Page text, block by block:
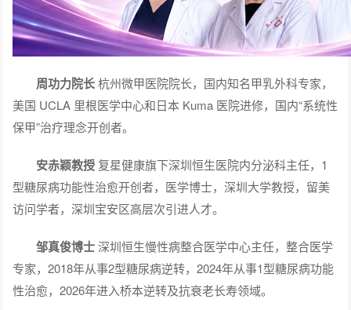
周功力院长杭州微甲医院院长，国内知名甲乳外科专家，
美国 UCLA 里根医学中心和日本 Kuma 医院进修，国内“系统性
保甲”治疗理念开创者。
安赤颖教授 复星健康旗下深圳恒生医院内分泌科主任，1
型糖尿病功能性治愈开创者，医学博士，深圳大学教授，留美
访问学者，深圳宝安区高层次引进人才。
邹真俊博士深圳恒生慢性病整合医学中心主任，整合医学
专家，2018年从事2型糖尿病逆转，2024年从事1型糖尿病功能
性治愈，2026年进入桥本逆转及抗衰老长寿领域。